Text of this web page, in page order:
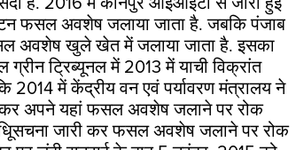
फसल अवशेष जलाया जाता है. जबकि पंजाब
अवशेष खुले खेत में जलाया जाता है. इसका
ग्रीन ट्रिब्यूनल में 2013 में याची विक्रांत
2014में केंद्रीय वन एवं पर्यावरण मंत्रालय ने
अपने यहां फसल अवशेष जलाने पर रोक
जारी कर फसल अवशेष जलाने पर रोक